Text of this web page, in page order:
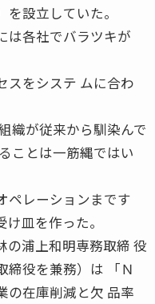
設立していた。
は各社でバラツキが
スをシステ ムに合わ
織が従来から馴染んで
ことは一筋縄ではい
ペレーションまです
皿を作った。
浦上和明専務取締 役
締役を兼務）は 「Ｎ
の在庫削減と欠 品率